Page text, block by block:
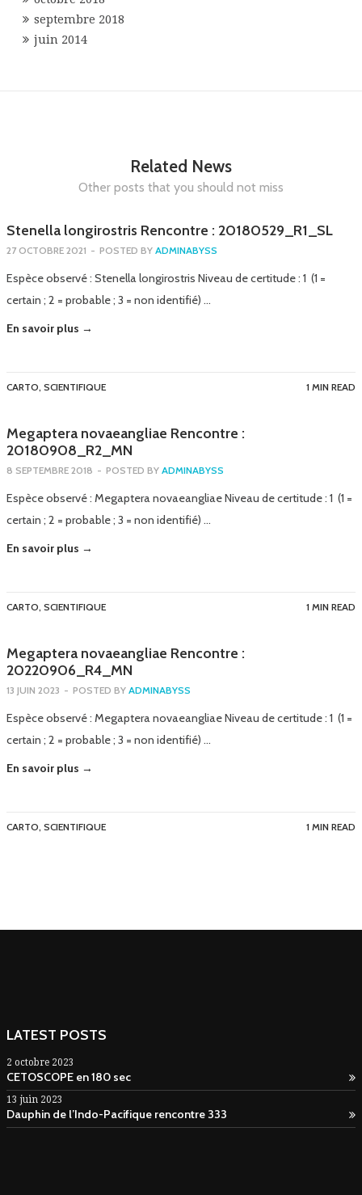
septembre 2018
juin 2014
Related News
Other posts that you should not miss
Stenella longirostris Rencontre : 20180529_R1_SL
27 OCTOBRE 2021 - POSTED BY ADMINABYSS
Espèce observé : Stenella longirostris Niveau de certitude : 1 (1 =
certain ; 2 = probable ; 3 = non identifié) …
En savoir plus →
CARTO, SCIENTIFIQUE 1 MIN READ
Megaptera novaeangliae Rencontre :
20180908_R2_MN
8 SEPTEMBRE 2018 - POSTED BY ADMINABYSS
Espèce observé : Megaptera novaeangliae Niveau de certitude : 1 (1 =
certain ; 2 = probable ; 3 = non identifié) …
En savoir plus →
CARTO, SCIENTIFIQUE 1 MIN READ
Megaptera novaeangliae Rencontre :
20220906_R4_MN
13 JUIN 2023 - POSTED BY ADMINABYSS
Espèce observé : Megaptera novaeangliae Niveau de certitude : 1 (1 =
certain ; 2 = probable ; 3 = non identifié) …
En savoir plus →
CARTO, SCIENTIFIQUE 1 MIN READ
LATEST POSTS
2 octobre 2023
CETOSCOPE en 180 sec
13 juin 2023
Dauphin de l’Indo-Pacifique rencontre 333